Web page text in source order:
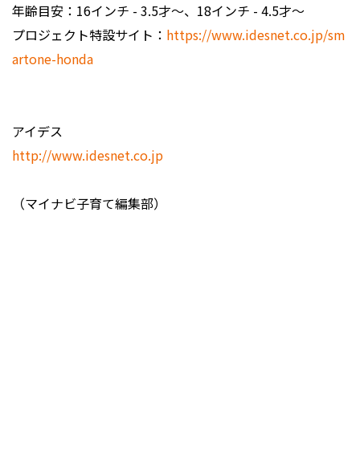
年齢目安：16インチ - 3.5才〜、18インチ - 4.5才〜
プロジェクト特設サイト： https://www.idesnet.co.jp/sm
artone-honda
アイデス
http://www.idesnet.co.jp
（マイナビ子育て編集部）